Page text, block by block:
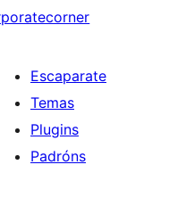
Escaparate
Temas
Plugins
Padróns